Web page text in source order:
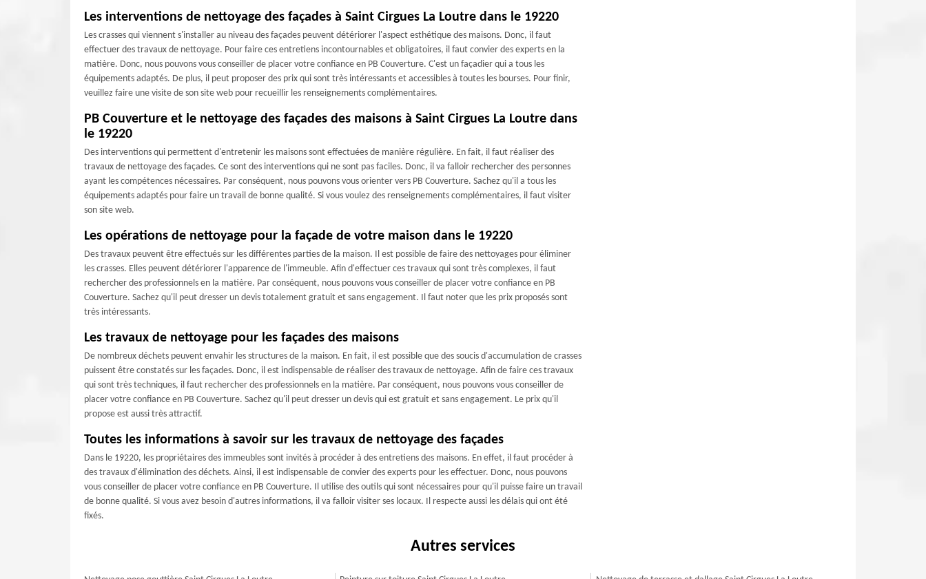
Les interventions de nettoyage des façades à Saint Cirgues La Loutre dans le 19220
Les crasses qui viennent s'installer au niveau des façades peuvent détériorer l'aspect esthétique des maisons. Donc, il faut
effectuer des travaux de nettoyage. Pour faire ces entretiens incontournables et obligatoires, il faut convier des experts en la
matière. Donc, nous pouvons vous conseiller de placer votre confiance en PB Couverture. C'est un façadier qui a tous les
équipements adaptés. De plus, il peut proposer des prix qui sont très intéressants et accessibles à toutes les bourses. Pour finir,
veuillez faire une visite de son site web pour recueillir les renseignements complémentaires.
PB Couverture et le nettoyage des façades des maisons à Saint Cirgues La Loutre dans
le 19220
Des interventions qui permettent d'entretenir les maisons sont effectuées de manière régulière. En fait, il faut réaliser des
travaux de nettoyage des façades. Ce sont des interventions qui ne sont pas faciles. Donc, il va falloir rechercher des personnes
ayant les compétences nécessaires. Par conséquent, nous pouvons vous orienter vers PB Couverture. Sachez qu'il a tous les
équipements adaptés pour faire un travail de bonne qualité. Si vous voulez des renseignements complémentaires, il faut visiter
son site web.
Les opérations de nettoyage pour la façade de votre maison dans le 19220
Des travaux peuvent être effectués sur les différentes parties de la maison. Il est possible de faire des nettoyages pour éliminer
les crasses. Elles peuvent détériorer l'apparence de l'immeuble. Afin d'effectuer ces travaux qui sont très complexes, il faut
rechercher des professionnels en la matière. Par conséquent, nous pouvons vous conseiller de placer votre confiance en PB
Couverture. Sachez qu'il peut dresser un devis totalement gratuit et sans engagement. Il faut noter que les prix proposés sont
très intéressants.
Les travaux de nettoyage pour les façades des maisons
De nombreux déchets peuvent envahir les structures de la maison. En fait, il est possible que des soucis d'accumulation de crasses
puissent être constatés sur les façades. Donc, il est indispensable de réaliser des travaux de nettoyage. Afin de faire ces travaux
qui sont très techniques, il faut rechercher des professionnels en la matière. Par conséquent, nous pouvons vous conseiller de
placer votre confiance en PB Couverture. Sachez qu'il peut dresser un devis qui est gratuit et sans engagement. Le prix qu'il
propose est aussi très attractif.
Toutes les informations à savoir sur les travaux de nettoyage des façades
Dans le 19220, les propriétaires des immeubles sont invités à procéder à des entretiens des maisons. En effet, il faut procéder à
des travaux d'élimination des déchets. Ainsi, il est indispensable de convier des experts pour les effectuer. Donc, nous pouvons
vous conseiller de placer votre confiance en PB Couverture. Il utilise des outils qui sont nécessaires pour qu'il puisse faire un travail
de bonne qualité. Si vous avez besoin d'autres informations, il va falloir visiter ses locaux. Il respecte aussi les délais qui ont été
fixés.
Autres services